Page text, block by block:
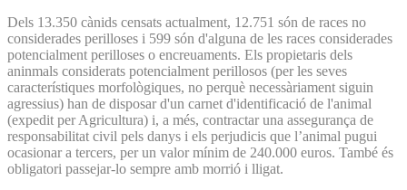
Dels 13.350 cànids censats actualment, 12.751 són de races no
considerades perilloses i 599 són d'alguna de les races considerades
potencialment perilloses o encreuaments. Els propietaris dels
aninmals considerats potencialment perillosos (per les seves
característiques morfològiques, no perquè necessàriament siguin
agressius) han de disposar d'un carnet d'identificació de l'animal
(expedit per Agricultura) i, a més, contractar una assegurança de
responsabilitat civil pels danys i els perjudicis que l’animal pugui
ocasionar a tercers, per un valor mínim de 240.000 euros. També és
obligatori passejar-lo sempre amb morrió i lligat.